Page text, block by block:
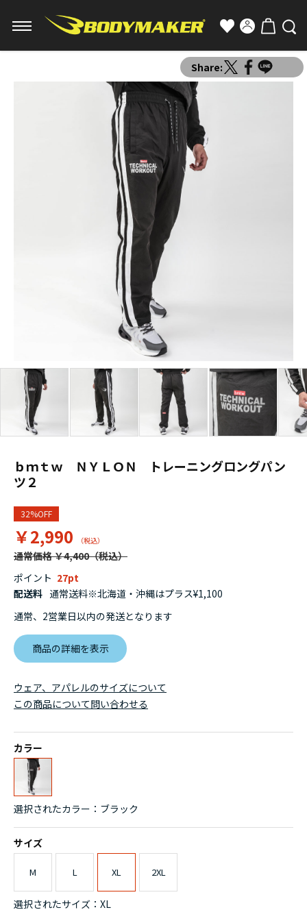
Share:
ｂｍｔｗ ＮＹＬＯＮ トレーニングロングパン
ツ２
32%OFF
￥2,990
通常価格 ￥4,400
ポイント 27
配送料 通常送料※北海道・沖縄はプラス¥1,100
通常、2営業日以内の発送となります
商品の詳細を表示
ウェア、アパレルのサイズについて
カラー
選択されたカラー：ブラック
サイズ
M L XL 2XL
選択されたサイズ：XL
この商品について問い合わせる